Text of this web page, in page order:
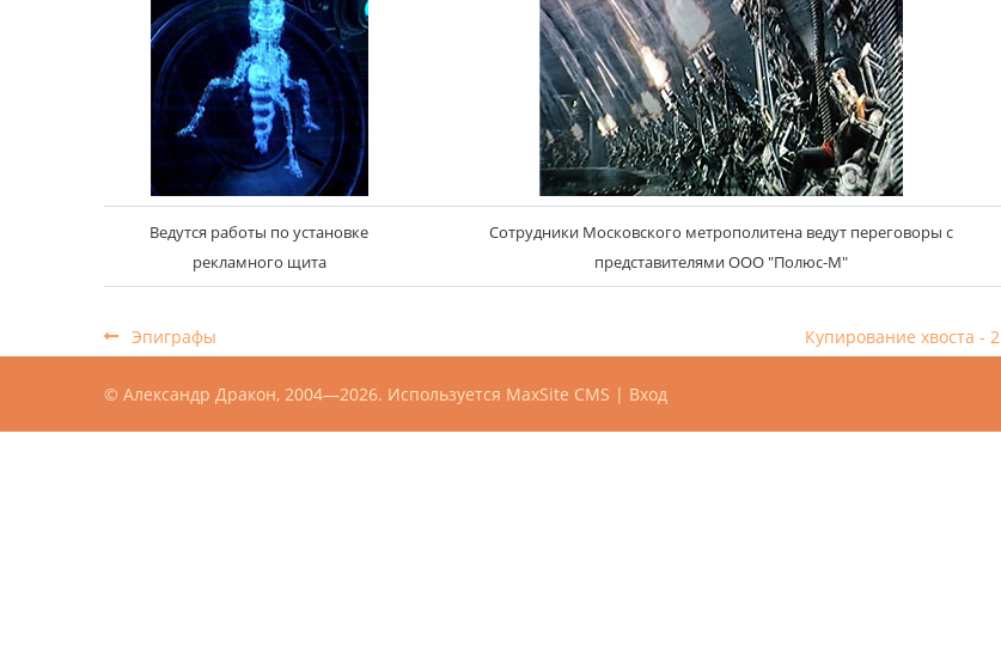
Ведутся работы по установке
рекламного щита
Сотрудники Московского метрополитена ведут переговоры с
представителями ООО "Полюс-М"
Эпиграфы Купирование хвоста - 2
© Александр Дракон, 2004—2026. Используется MaxSite CMS | Вход